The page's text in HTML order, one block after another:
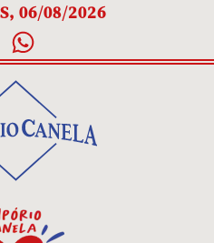
06/08/2026